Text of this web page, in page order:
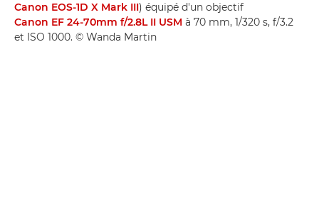
Canon EOS-1D X Mark III) équipé d'un objectif
Canon EF 24-70mm f/2.8L II USM à 70 mm, 1/320 s, f/3.2
et ISO 1000. © Wanda Martin